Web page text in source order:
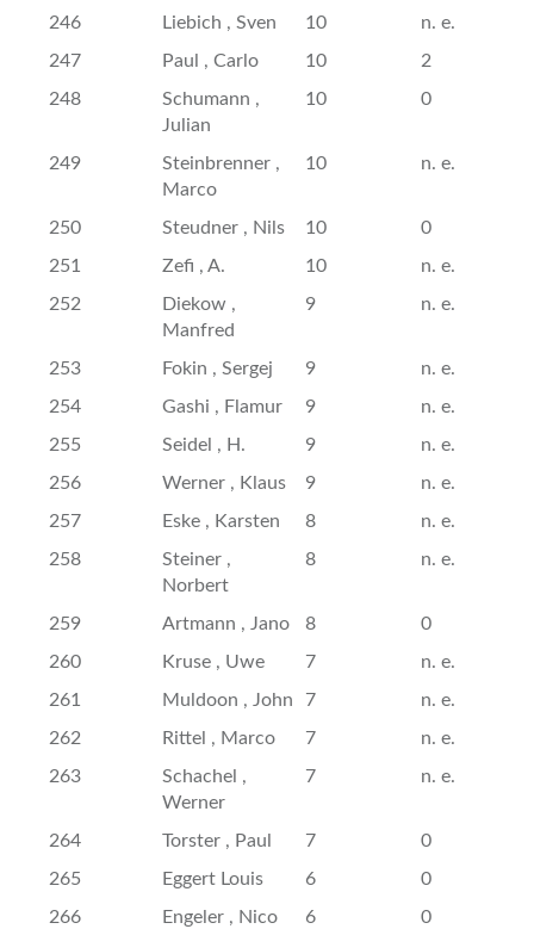
246 Liebich , Sven 10
n. e.
247
Paul , Carlo 10
2
248
Schumann ,
Julian
10 0
249
Steinbrenner ,
Marco
10 n. e.
250 Steudner , Nils 10
0
251
Zefi , A. 10
n. e.
252
Diekow ,
Manfred
9 n. e.
253 Fokin , Sergej 9
n. e.
254
Gashi , Flamur 9
n. e.
255
Seidel , H. 9
n. e.
256
Werner , Klaus 9
n. e.
257
Eske , Karsten 8
n. e.
258
Steiner ,
Norbert
8 n. e.
259 Artmann , Jano 8
0
260
Kruse , Uwe 7
n. e.
261
Muldoon , John 7
n. e.
262
Rittel , Marco 7
n. e.
263
Schachel ,
Werner
7 n. e.
264 Torster , Paul 7
0
265
Eggert Louis 6
0
266
Engeler , Nico 6
0